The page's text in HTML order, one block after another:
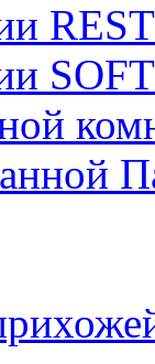
REST
SOFT